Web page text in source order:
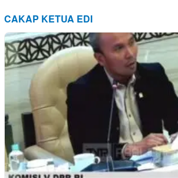
CAKAP KETUA EDI